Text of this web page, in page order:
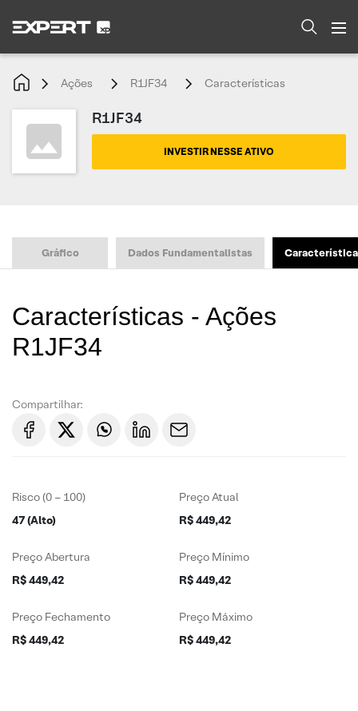
Ações R1JF34 Características
R1JF34
INVESTIR NESSE ATIVO
Gráfico Dados Fundamentalistas
Características - Ações
R1JF34
Compartilhar:
Risco (0 – 100)
47 (Alto)
Preço Atual
R$ 449,42
Preço Abertura
R$ 449,42
Preço Mínimo
R$ 449,42
Preço Fechamento
R$ 449,42
Preço Máximo
R$ 449,42